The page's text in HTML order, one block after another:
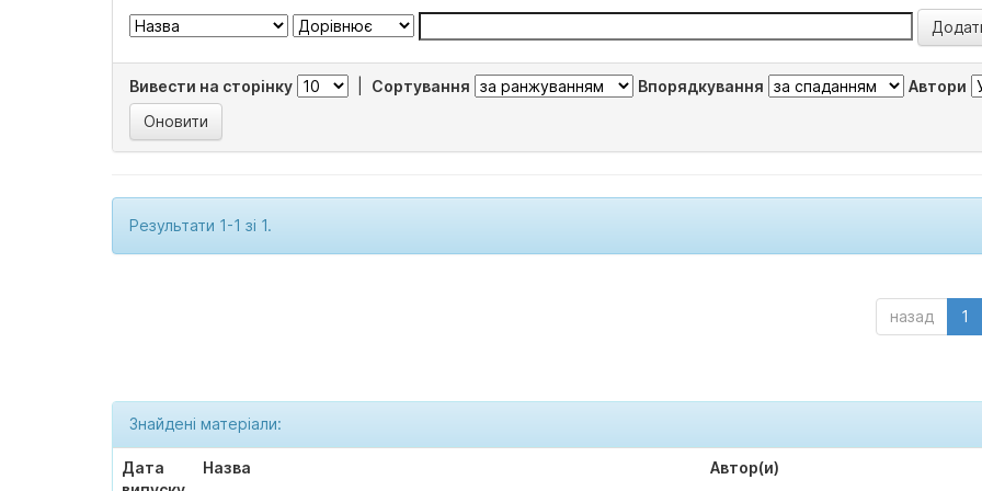
Вивести на сторінку Сортування Впорядкування Автори
Результати 1-1 зі 1.
назад 1
Знайдені матеріали:
Дата
Назва Автор(и)